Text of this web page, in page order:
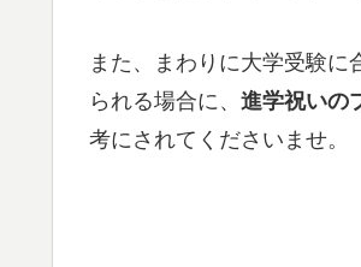
また、まわりに大学受験
られる場合に、 進学祝いの
考にされてくださいませ。